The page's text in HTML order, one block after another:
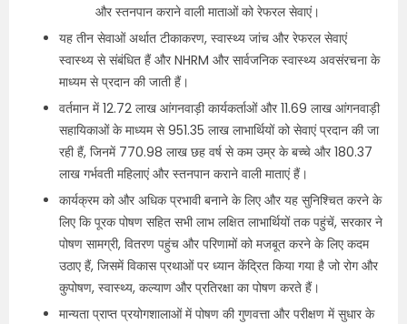
और स्तनपान कराने वाली माताओं को रेफरल सेवाएं।
यह तीन सेवाओं अर्थात टीकाकरण, स्वास्थ्य जांच और रेफरल सेवाएं
स्वास्थ्य से संबंधित हैं और NHRM और सार्वजनिक स्वास्थ्य अवसंरचना के
माध्यम से प्रदान की जाती हैं।
वर्तमान में 12.72 लाख आंगनवाड़ी कार्यकर्ताओं और 11.69 लाख आंगनवाड़ी
सहायिकाओं के माध्यम से 951.35 लाख लाभार्थियों को सेवाएं प्रदान की जा
रही हैं, जिनमें 770.98 लाख छह वर्ष से कम उम्र के बच्चे और 180.37
लाख गर्भवती महिलाएं और स्तनपान कराने वाली माताएं हैं।
कार्यक्रम को और अधिक प्रभावी बनाने के लिए और यह सुनिश्चित करने के
लिए कि पूरक पोषण सहित सभी लाभ लक्षित लाभार्थियों तक पहुंचें, सरकार ने
पोषण सामग्री, वितरण पहुंच और परिणामों को मजबूत करने के लिए कदम
उठाए हैं, जिसमें विकास प्रथाओं पर ध्यान केंद्रित किया गया है जो रोग और
कुपोषण, स्वास्थ्य, कल्याण और प्रतिरक्षा का पोषण करते हैं।
मान्यता प्राप्त प्रयोगशालाओं में पोषण की गुणवत्ता और परीक्षण में सुधार के